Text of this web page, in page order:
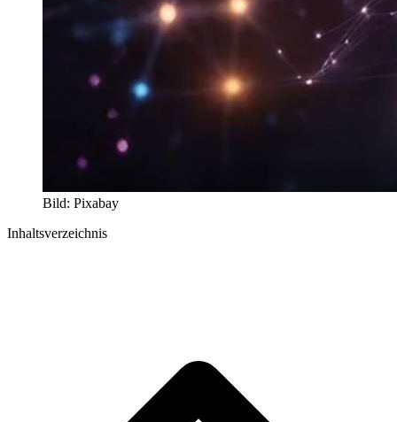
Bild: Pixabay
Inhaltsverzeichnis